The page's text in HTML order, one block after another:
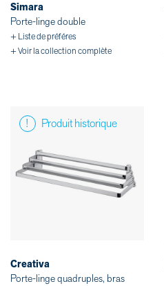
Simara
Porte-linge double
+ Liste de préféres
+ Voir la collection complète
Produit historique
Creativa
Porte-linge quadruples, bras